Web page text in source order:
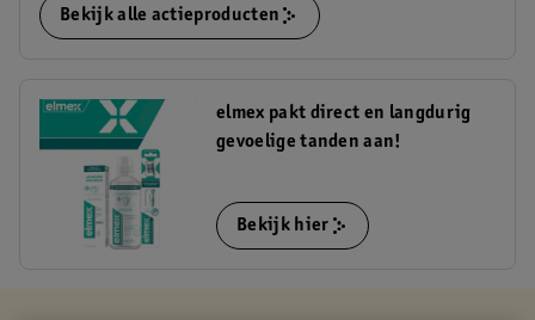
Bekijk alle actieproducten
elmex pakt direct en langdurig
gevoelige tanden aan!
Bekijk hier